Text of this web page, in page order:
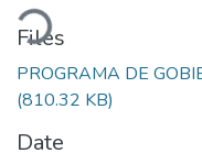
Files
PROGRAMA DE
(810.32 KB)
Date